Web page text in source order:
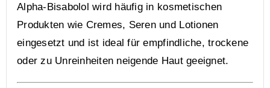
Alpha-Bisabolol wird häufig in kosmetischen
Produkten wie Cremes, Seren und Lotionen
eingesetzt und ist ideal für empfindliche, trockene
oder zu Unreinheiten neigende Haut geeignet.